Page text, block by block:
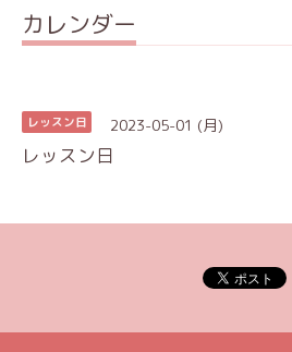
カレンダー
レッスン日 2023-05-01 (月)
レッスン日